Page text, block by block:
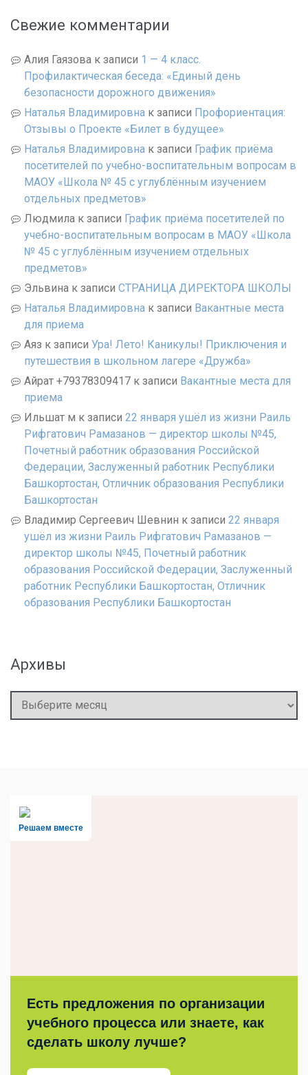
Свежие комментарии
Алия Гаязова к записи 1 — 4 класс.
Профилактическая беседа: «Единый день
безопасности дорожного движения»
Наталья Владимировна к записи Профориентация:
Отзывы о Проекте «Билет в будущее»
Наталья Владимировна к записи График приёма
посетителей по учебно-воспитательным вопросам в
МАОУ «Школа № 45 с углублённым изучением
отдельных предметов»
Людмила к записи График приёма посетителей по
учебно-воспитательным вопросам в МАОУ «Школа
№ 45 с углублённым изучением отдельных
предметов»
Эльвина к записи СТРАНИЦА ДИРЕКТОРА ШКОЛЫ
Наталья Владимировна к записи Вакантные места
для приема
Аяз к записи Ура! Лето! Каникулы! Приключения и
путешествия в школьном лагере «Дружба»
Айрат +79378309417 к записи Вакантные места для
приема
Ильшат м к записи 22 января ушёл из жизни Раиль
Рифгатович Рамазанов — директор школы №45,
Почетный работник образования Российской
Федерации, Заслуженный работник Республики
Башкортостан, Отличник образования Республики
Башкортостан
Владимир Сергеевич Шевнин к записи 22 января
ушёл из жизни Раиль Рифгатович Рамазанов —
директор школы №45, Почетный работник
образования Российской Федерации, Заслуженный
работник Республики Башкортостан, Отличник
образования Республики Башкортостан
Архивы
Архивы
Решаем вместе
Есть предложения по организации
учебного процесса или знаете, как
сделать школу лучше?